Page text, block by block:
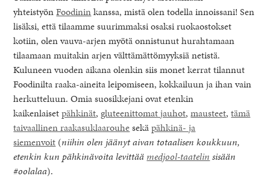
yhteistyönFoodininkanssa, mistä olen todella innoissani! Sen
lisäksi, että tilaamme suurimmaksi osaksi ruokaostokset
kotiin, olen vauva-arjen myötä onnistunut hurahtamaan
tilaamaan muitakin arjen välttämättömyyksiä netistä.
Kuluneen vuoden aikana olenkin siis monet kerrat tilannut
Foodinilta raaka-aineita leipomiseen, kokkailuun ja ihan vain
herkutteluun. Omia suosikkejani ovat etenkin
kaikenlaisetpähkinät,gluteenittomat jauhot,mausteet,tämä
taivaallinen raakasuklaarouhesekäpähkinä- ja
siemenvoit (niihin olen jäänyt aivan totaalisen koukkuun,
etenkin kun pähkinävoita levittää medjool-taatelin sisään
#oolalaa).